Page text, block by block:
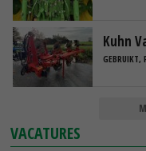
Kuhn
GEBRUIKT,
VACATURES